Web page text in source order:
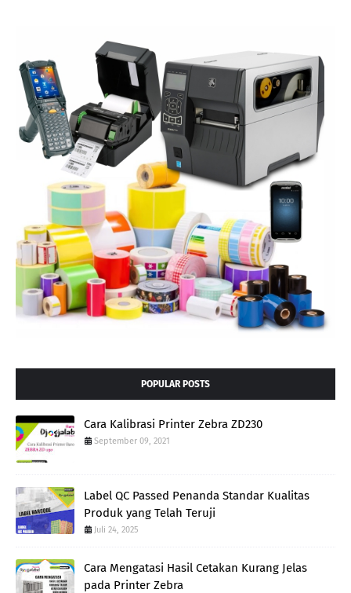
POPULAR POSTS
Cara Kalibrasi Printer Zebra ZD230
September 09, 2021
Label QC Passed Penanda Standar Kualitas
Produk yang Telah Teruji
Juli 24, 2025
Cara Mengatasi Hasil Cetakan Kurang Jelas
pada Printer Zebra